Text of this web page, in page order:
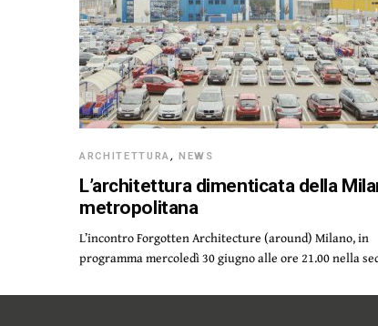
ARCHITETTURA,NEWS
L’architettura dimenticata della
metropolitana
L’incontro Forgotten Architecture (around) Milano, in
programma mercoledì 30 giugno alle ore 21.00 nella